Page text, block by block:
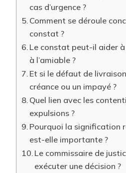
cas d’urgence ?
Comment se déroule
constat ?
Le constat peut-il aider
à l’amiable ?
Et si le défaut de
créance ou un impayé ?
Quel lien avec les
expulsions ?
Pourquoi la signification
est-elle importante ?
Le commissaire de
exécuter une décision ?